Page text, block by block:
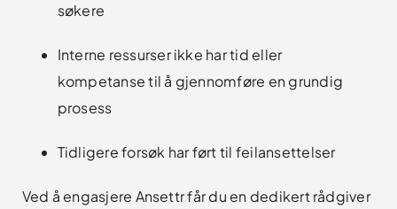
søkere
Interne ressurser ikke har tid eller
kompetanse til å gjennomføre en grundig
prosess
Tidligere forsøk har ført til feilansettelser
Ved å engasjere Ansettr får du en dedikert rådgiver